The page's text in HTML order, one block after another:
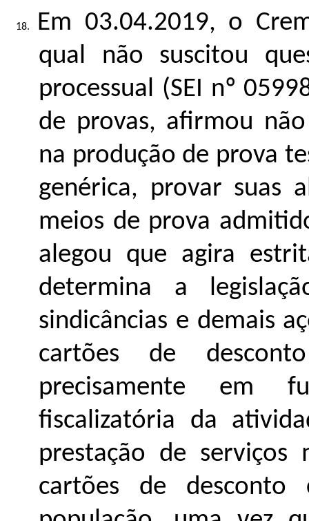
Em 03.04.2019, o
qual não suscitou
processual (SEI nº
de provas, afirmou
na produção de prova
genérica, provar suas
meios de prova
alegou que agira
determina a
sindicâncias e demais
cartões de
precisamente em
fiscalizatória da
prestação de serviços
cartões de